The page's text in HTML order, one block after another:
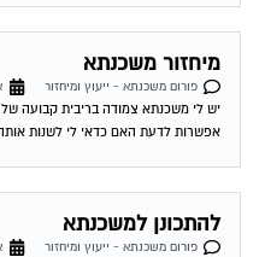
מיחזור משכנתא
פורום משכנתא - ייעוץ ומיחזור
אפשרות לדעת האם כדאי לי לשנות
להתכונן למשכנתא
פורום משכנתא - ייעוץ ומיחזור